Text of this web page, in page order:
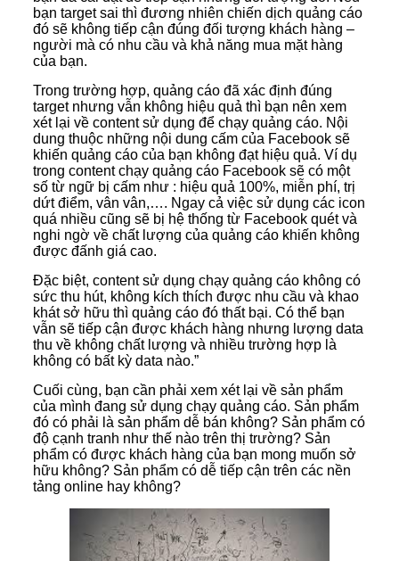
bạn target sai thì đương nhiên chiến dịch quảng cáo
đó sẽ không tiếp cận đúng đối tượng khách hàng –
người mà có nhu cầu và khả năng mua mặt hàng
của bạn.
Trong trường hợp, quảng cáo đã xác định đúng
target nhưng vẫn không hiệu quả thì bạn nên xem
xét lại về content sử dụng để chạy quảng cáo. Nội
dung thuộc những nội dung cấm của Facebook sẽ
khiến quảng cáo của bạn không đạt hiệu quả. Ví dụ
trong content chạy quảng cáo Facebook sẽ có một
số từ ngữ bị cấm như : hiệu quả 100%, miễn phí, trị
dứt điểm, vân vân,…. Ngay cả việc sử dụng các icon
quá nhiều cũng sẽ bị hệ thống từ Facebook quét và
nghi ngờ về chất lượng của quảng cáo khiến không
được đấnh giá cao.
Đặc biệt, content sử dụng chạy quảng cáo không có
sức thu hút, không kích thích được nhu cầu và khao
khát sở hữu thì quảng cáo đó thất bại. Có thể bạn
vẫn sẽ tiếp cận được khách hàng nhưng lượng data
thu về không chất lượng và nhiều trường hợp là
không có bất kỳ data nào.”
Cuối cùng, bạn cần phải xem xét lại về sản phẩm
của mình đang sử dụng chạy quảng cáo. Sản phẩm
đó có phải là sản phẩm dễ bán không? Sản phẩm có
độ cạnh tranh như thế nào trên thị trường? Sản
phẩm có được khách hàng của bạn mong muốn sở
hữu không? Sản phẩm có dễ tiếp cận trên các nền
tảng online hay không?